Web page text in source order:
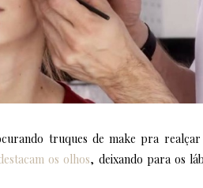
truques de make pra
os olhos, deixando para os